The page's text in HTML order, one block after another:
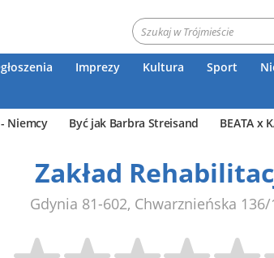
Imprezy Kultura Sport
Niemcy Być jak Barbra Streisand BEATA x
Zakład
Gdynia 81-602, Chwarznieńska 136/